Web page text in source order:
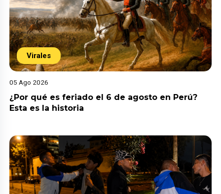
Virales
05 Ago 2026
¿Por qué es feriado el 6 de agosto en Perú?
Esta es la historia